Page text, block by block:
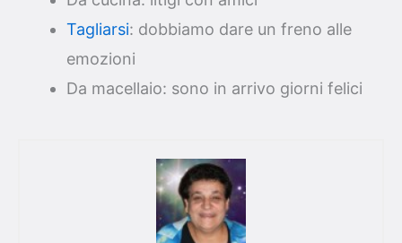
Tagliarsi: dobbiamo dare un freno alle
emozioni
Da macellaio: sono in arrivo giorni felici